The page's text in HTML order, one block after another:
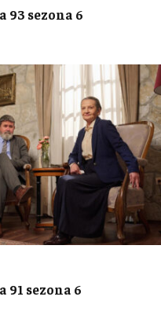
93 sezona 6
91 sezona 6